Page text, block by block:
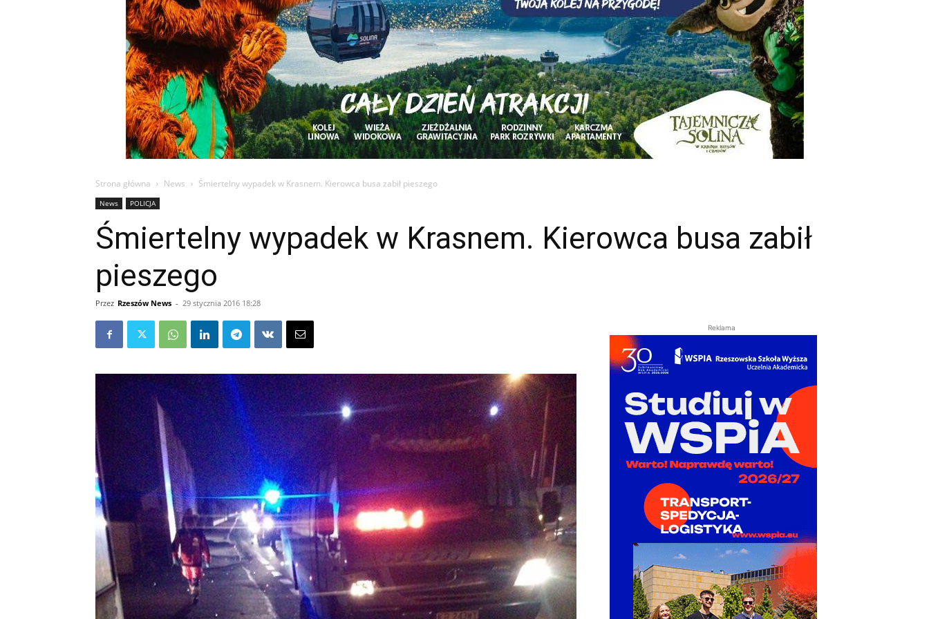
Strona główna News Śmiertelny wypadek w Krasnem. Kierowca busa zabił pieszego
News POLICJA
Śmiertelny wypadek w Krasnem. Kierowca busa zabił
pieszego
Przez Rzeszów News - 29 stycznia 2016 18:28
Reklama